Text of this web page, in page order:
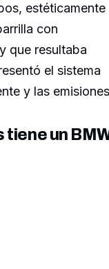
estéticamente
con
que resultaba
el sistema
y las
tiene un